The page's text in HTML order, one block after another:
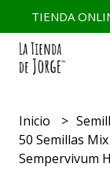
TIENDA
Inicio
50 Semillas
Sempervivum